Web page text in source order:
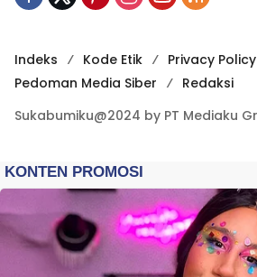
Indeks Kode Etik Privacy Policy
Pedoman Media Siber
Redaksi
Sukabumiku@2024 by PT Mediaku